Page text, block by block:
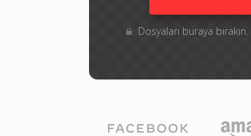
Dosyaları buraya